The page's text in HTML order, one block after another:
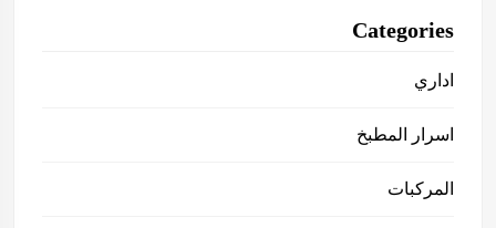
Categories
اداري
اسرار المطبخ
المركبات